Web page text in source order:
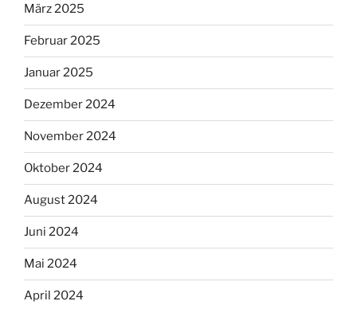
März 2025
Februar 2025
Januar 2025
Dezember 2024
November 2024
Oktober 2024
August 2024
Juni 2024
Mai 2024
April 2024